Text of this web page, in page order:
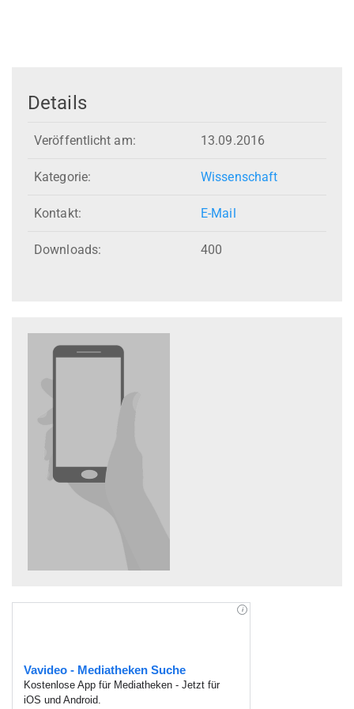
Details
Veröffentlicht am: 13.09.2016
Kategorie: Wissenschaft
Kontakt: E-Mail
Downloads: 400